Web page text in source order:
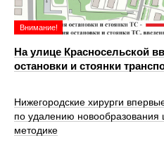
Внимание!
На улице Красносельской
остановки и стоянки
Нижегородские хирурги
по удалению
методике